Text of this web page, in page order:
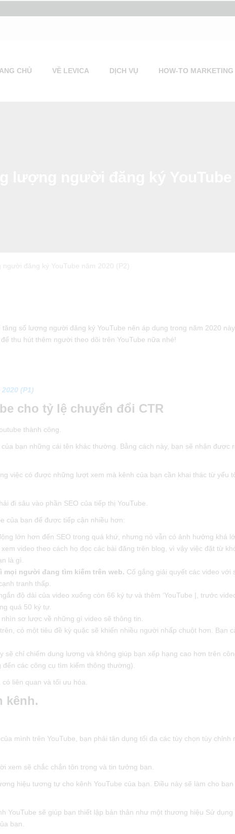
CHỦ VỀ LEVICA DỊCH VỤ HOW-TO MARKETING
đăng ký YouTube năm 2020 (P2)
số lượng người đăng ký YouTube nên áp dụng trong năm 2020
thu hút thêm người theo dõi trên YouTube nữa nhé!
(P1)
cho tỷ lệ chuyển đổi CTR
thành công.
bạn những cái tên khác thường. Bằng cách này, bạn sẽ nhận được
việc có được những lượt xem mà kênh của bạn cần khai thác từ yếu
đi sâu vào phần SEO của tiếp thị YouTube.
của bạn để được tiếp cận nhiều hơn:
lớn hơn đến SEO trong quá khứ, nhưng nó vẫn có ảnh hưởng khá
video theo cách họ đọc các bài đăng trên blog, vì vậy việc đặt từ
là gì.
người đang tìm kiếm trên web. Cố gắng giải quyết các video với
tranh thấp.
độ dài của video xuống còn 66 ký tự và thêm ‘YouTube |, trước
quá 50 ký tự.
nhìn sơ lược về những gì video sẽ thông tin.
có một tiêu đề kỳ quặc sẽ khiến nhiều người nhấp chuột hơn. Bạn
sẽ chỉ chiếm dung lượng và không giúp bạn xếp hạng cao hơn trên
các công cụ tìm kiếm thông thường).
liên quan và tối ưu hóa.
kênh.
mình trên YouTube, bạn phải tận dụng tối đa các tùy chọn tùy chỉnh
xem sẽ chắc chắn tôn trọng và tin tưởng bạn.
hiệu tương tự cho kênh YouTube của bạn. Điều này sẽ làm cho bạn
YouTube sẽ giúp bạn thiết lập bản thân như một thương hiệu Sử dụng
bạn.